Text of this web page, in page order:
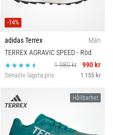
-14%
adidas Terrex
Män
TERREX AGRAVIC SPEED - Röd
1 980 kr
990 kr
Senaste lägsta pris 1 155 kr
Hållbarhet